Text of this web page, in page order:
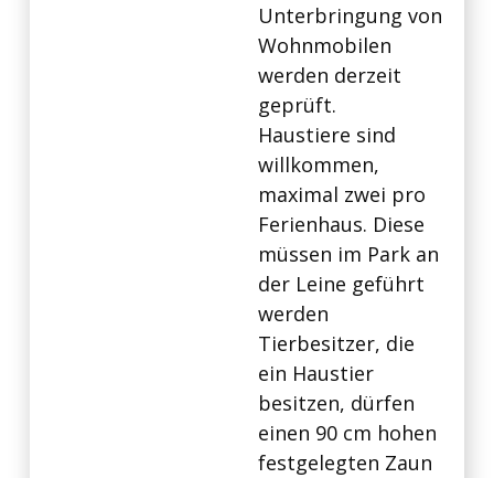
Unterbringung von
Wohnmobilen
werden derzeit
geprüft.
Haustiere sind
willkommen,
maximal zwei pro
Ferienhaus. Diese
müssen im Park an
der Leine geführt
werden
Tierbesitzer, die
ein Haustier
besitzen, dürfen
einen 90 cm hohen
festgelegten Zaun